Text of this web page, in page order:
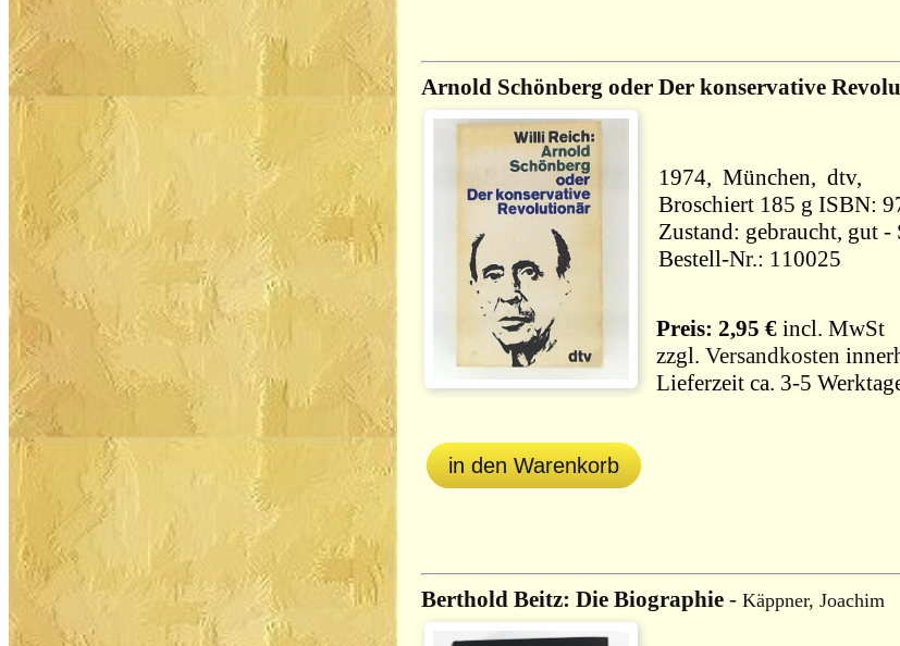
Arnold Schönberg oder Der konservative
1974, München, dtv,
Broschiert 185 g ISBN:
Zustand: gebraucht, gut
Bestell-Nr.: 110025
Preis: 2,95 € incl. MwSt
zzgl. Versandkosten
Lieferzeit ca. 3-5
in den Warenkorb
Berthold Beitz: Die Biographie - Käppner, Joachim